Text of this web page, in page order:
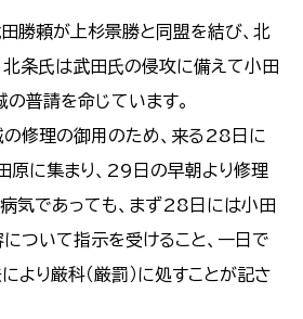
田勝頼が上杉景勝と同盟を結び、北
北条氏は武田氏の侵攻に備えて小田
普請を命じています。
の修理の御用のため、来る28日に
原に集まり、29日の早朝より修理
病気であっても、まず28日には小田
ついて指示を受けること、一日で
より厳科（厳罰）に処すことが記さ